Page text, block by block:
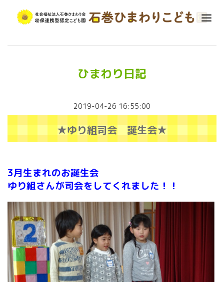
ひまわり日記
2019-04-26 16:55:00
★ゆり組司会 誕生会★
3月生まれのお誕生会
ゆり組さんが司会をしてくれました！！